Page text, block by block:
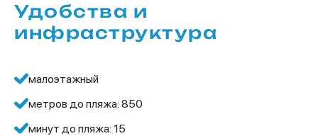
Удобства и
инфраструктура
малоэтажный
метров до пляжа: 850
минут до пляжа: 15